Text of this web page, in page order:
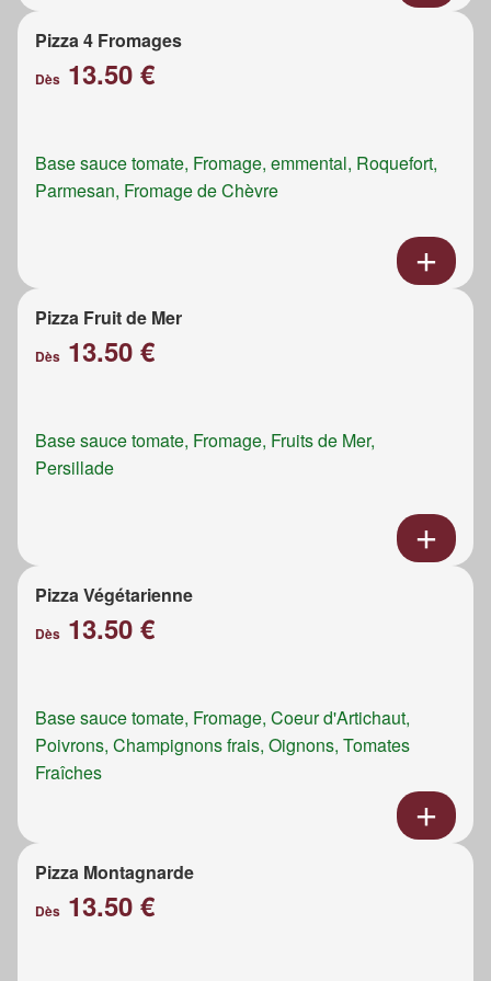
Pizza 4 Fromages
Dès 13.50 €
Base sauce tomate, Fromage, emmental, Roquefort,
Parmesan, Fromage de Chèvre
Pizza Fruit de Mer
Dès 13.50 €
Base sauce tomate, Fromage, Fruits de Mer,
Persillade
Pizza Végétarienne
Dès 13.50 €
Base sauce tomate, Fromage, Coeur d'Artichaut,
Poivrons, Champignons frais, Oignons, Tomates
Fraîches
Pizza Montagnarde
Dès 13.50 €